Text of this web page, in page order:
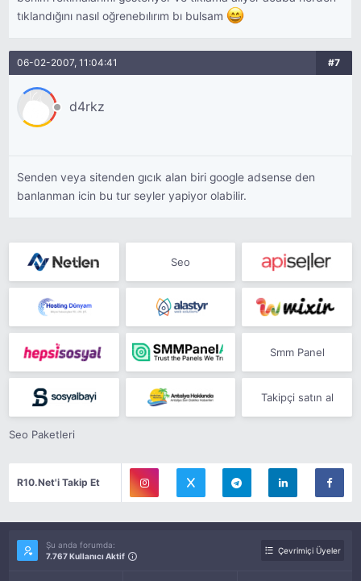
tıklandığını nasıl oğrenebılırım bı bulsam
06-02-2007, 11:04:41 #7
d4rkz
Senden veya sitenden gıcık alan biri google adsense den
banlanman icin bu tur seyler yapiyor olabilir.
Seo
Smm Panel
Takipçi satın al
Seo Paketleri
R10.Net'i Takip Et
Şu anda forumda:
7.767 Kullanıcı Aktif
Çevrimiçi Üyeler